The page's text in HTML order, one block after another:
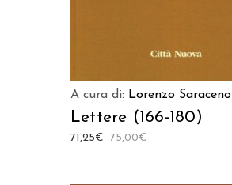
A cura di: Lorenzo Saraceno
Lettere (166-180)
75,00€
71,25€